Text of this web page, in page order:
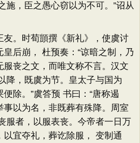
施，臣之愚心窃以为不可。”诏从
。时荀顗撰《新礼》，使虞讨
后崩， 杜预奏：“谅暗之制，乃
服丧之文，而唯文称不言。汉文
降，既虞为节。皇太子与国为
除。”虞答预 书曰：“唐称遏
事以为名，非既葬有殊降。周室
服者，以服表丧。今帝者一日万
以宜夺礼，葬讫除服， 变制通